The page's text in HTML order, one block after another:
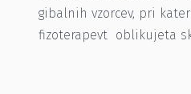
gibalnih vzorcev, pri
fizoterapevt oblikujeta